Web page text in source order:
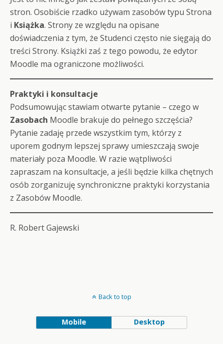
stron. Osobiście rzadko używam zasobów typu Strona
i Książka. Strony ze względu na opisane
doświadczenia z tym, że Studenci często nie sięgają do
treści Strony. Książki zaś z tego powodu, że edytor
Moodle ma ograniczone możliwości.
Praktyki i konsultacje
Podsumowując stawiam otwarte pytanie – czego w
Zasobach Moodle brakuje do pełnego szczęścia?
Pytanie zadaję przede wszystkim tym, którzy z
uporem godnym lepszej sprawy umieszczają swoje
materiały poza Moodle. W razie wątpliwości
zapraszam na konsultacje, a jeśli będzie kilka chętnych
osób zorganizuję synchroniczne praktyki korzystania
z Zasobów Moodle.
R. Robert Gajewski
Back to top
Mobile Desktop